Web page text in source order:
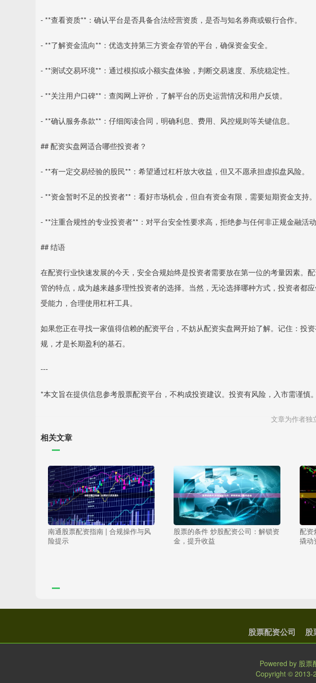
- **查看资质**：确认平台是否具备合法经营资质，是否与知名券商或银行合作。
- **了解资金流向**：优选支持第三方资金存管的平台，确保资金安全。
- **测试交易环境**：通过模拟或小额实盘体验，判断交易速度、系统稳定性。
- **关注用户口碑**：查阅网上评价，了解平台的历史运营情况和用户反馈。
- **确认服务条款**：仔细阅读合同，明确利息、费用、风控规则等关键信息。
## 配资实盘网适合哪些投资者？
- **有一定交易经验的股民**：希望通过杠杆放大收益，但又不愿承担虚拟盘风险。
- **资金暂时不足的投资者**：看好市场机会，但自有资金有限，需要短期资金支持。
- **注重合规性的专业投资者**：对平台安全性要求高，拒绝参与任何非正规金融活动
## 结语
在配资行业快速发展的今天，安全合规始终是投资者需要放在第一位的考量因素。
管的特点，成为越来越多理性投资者的选择。当然，无论选择哪种方式，投资者都
受能力，合理使用杠杆工具。
如果您正在寻找一家值得信赖的配资平台，不妨从配资实盘网开始了解。记住：投
规，才是长期盈利的基石。
---
*本文旨在提供信息参考股票配资平台，不构成投资建议。投资有风险，入市需谨慎
文章为作者独
相关文章
南通股票配资指南 | 合规操作与风
险提示
股票的条件 炒股配资公司：解锁资
金，提升收益
配资
撬动
股票配资公司 股
Powered by 股票
Copyright © 2013-